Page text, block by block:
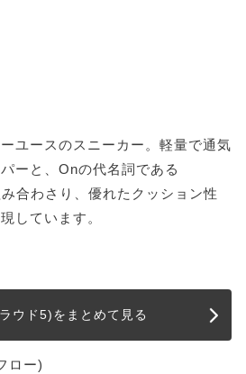
ユースのスニーカー。軽量で通気
ーと、Onの代名詞である
合わさり、優れたクッション性
しています。
ウド5)をまとめて見る
ロー)